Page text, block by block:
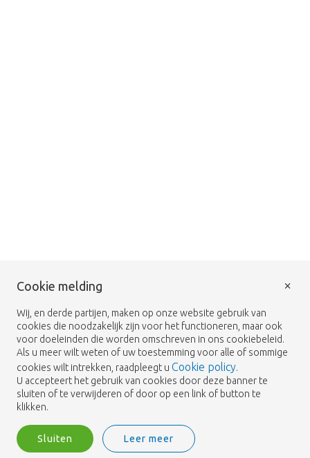
Cookie melding
Wij, en derde partijen, maken op onze website gebruik van
cookies die noodzakelijk zijn voor het functioneren, maar ook
voor doeleinden die worden omschreven in ons cookiebeleid.
Als u meer wilt weten of uw toestemming voor alle of sommige
cookies wilt intrekken, raadpleegt u Cookie policy.
U accepteert het gebruik van cookies door deze banner te
sluiten of te verwijderen of door op een link of button te
klikken.
Sluiten Leer meer
×